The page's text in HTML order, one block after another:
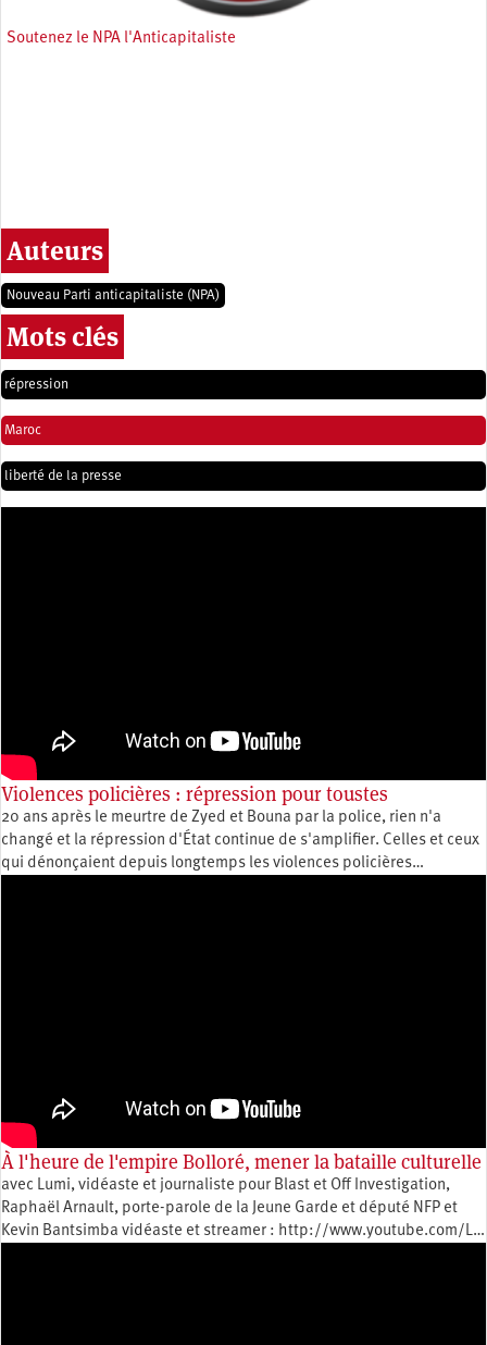
Soutenez le NPA l'Anticapitaliste
Auteurs
Nouveau Parti anticapitaliste (NPA)
Mots clés
répression
Maroc
liberté de la presse
Violences policières : répression pour toustes
20 ans après le meurtre de Zyed et Bouna par la police, rien n'a
changé et la répression d'État continue de s'amplifier. Celles et ceux
qui dénonçaient depuis longtemps les violences policières…
À l'heure de l'empire Bolloré, mener la bataille culturelle
avec Lumi, vidéaste et journaliste pour Blast et Off Investigation,
Raphaël Arnault, porte-parole de la Jeune Garde et député NFP et
Kevin Bantsimba vidéaste et streamer : http://www.youtube.com/L…